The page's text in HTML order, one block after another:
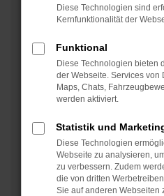
das Laden bestimmter
Funktioniert die Seite in
Starte dein Gerät neu.
Das kann manchmal
Probleme zu beheben.
Betriebssystem auf
Veraltete Software birgt
Sicherheitsrisiko,
dass bestimmte
werden.
Diese Technologien sind
Kernfunktionalität der
Funktional
Diese Technologien bieten
der Webseite. Services von
Maps, Chats,
werden aktiviert.
Statistik und
Diese Technologien
Webseite zu analysieren,
zu verbessern. Zudem
die von dritten
Sie auf anderen Webseiten